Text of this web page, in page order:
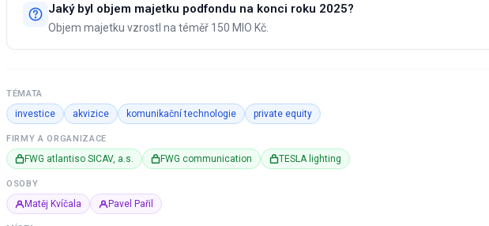
Jaký byl objem majetku podfondu na konci roku 2025?
Objem majetku vzrostl na téměř 150 MIO Kč.
TÉMATA
investice akvizice komunikační technologie private equity
FIRMY A ORGANIZACE
FWG atlantiso SICAV, a.s. FWG communication TESLA lighting
OSOBY
Matěj Kvíčala Pavel Pařil